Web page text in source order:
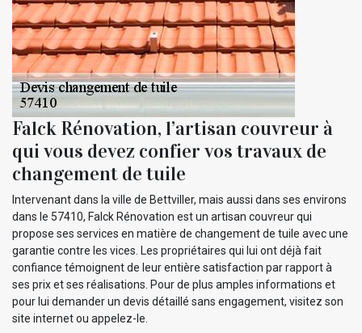
Falck Rénovation, l’artisan couvreur à
qui vous devez confier vos travaux de
changement de tuile
Intervenant dans la ville de Bettviller, mais aussi dans ses environs
dans le 57410, Falck Rénovation est un artisan couvreur qui
propose ses services en matière de changement de tuile avec une
garantie contre les vices. Les propriétaires qui lui ont déjà fait
confiance témoignent de leur entière satisfaction par rapport à
ses prix et ses réalisations. Pour de plus amples informations et
pour lui demander un devis détaillé sans engagement, visitez son
site internet ou appelez-le.